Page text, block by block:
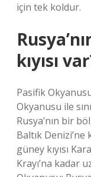
için tek koldur.
kıyısı
Pasifik
Okyanusu ile
Rusya’nın bir
Baltık Denizi’ne
güney kıyısı
Krayı’na kadar